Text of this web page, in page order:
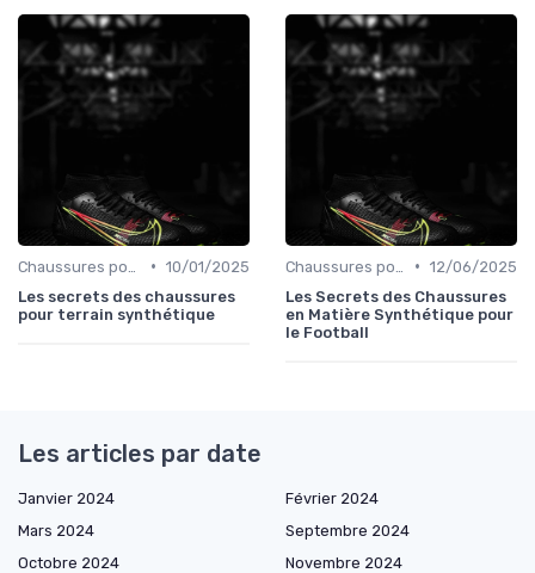
• 10/01/2025
Les secrets des chaussures
pour terrain synthétique
• 12/06/2025
Les Secrets des Chaussures
en Matière Synthétique pour
le Football
Les articles par date
Janvier 2024
Février 2024
Mars 2024
Septembre 2024
Octobre 2024
Novembre 2024